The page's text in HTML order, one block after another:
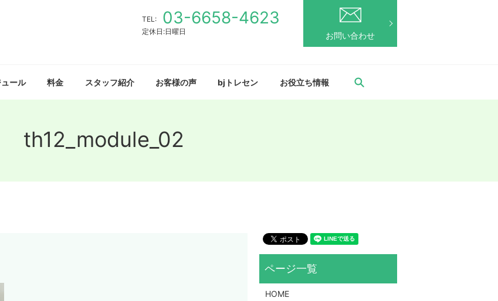
TEL: 03-6658-4623
定休日:日曜日 お問い合わせ
ール 料金 スタッフ紹介 お客様の声 bjトレセン お役立ち情報
th12_module_02
HOME